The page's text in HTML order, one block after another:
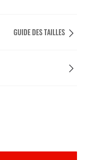
GUIDE DES TAILLES